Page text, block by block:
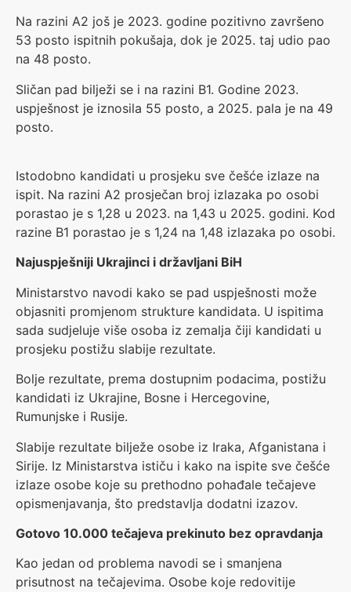
Na razini A2 još je 2023. godine pozitivno završeno
53 posto ispitnih pokušaja, dok je 2025. taj udio pao
na 48 posto.
Sličan pad bilježi se i na razini B1. Godine 2023.
uspješnost je iznosila 55 posto, a 2025. pala je na 49
posto.
Istodobno kandidati u prosjeku sve češće izlaze na
ispit. Na razini A2 prosječan broj izlazaka po osobi
porastao je s 1,28 u 2023. na 1,43 u 2025. godini. Kod
razine B1 porastao je s 1,24 na 1,48 izlazaka po osobi.
Najuspješniji Ukrajinci i državljani BiH
Ministarstvo navodi kako se pad uspješnosti može
objasniti promjenom strukture kandidata. U ispitima
sada sudjeluje više osoba iz zemalja čiji kandidati u
prosjeku postižu slabije rezultate.
Bolje rezultate, prema dostupnim podacima, postižu
kandidati iz Ukrajine, Bosne i Hercegovine,
Rumunjske i Rusije.
Slabije rezultate bilježe osobe iz Iraka, Afganistana i
Sirije. Iz Ministarstva ističu i kako na ispite sve češće
izlaze osobe koje su prethodno pohađale tečajeve
opismenjavanja, što predstavlja dodatni izazov.
Gotovo 10.000 tečajeva prekinuto bez opravdanja
Kao jedan od problema navodi se i smanjena
prisutnost na tečajevima. Osobe koje redovitije